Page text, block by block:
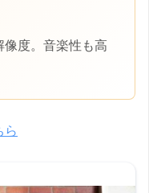
度。音楽性も高
ら